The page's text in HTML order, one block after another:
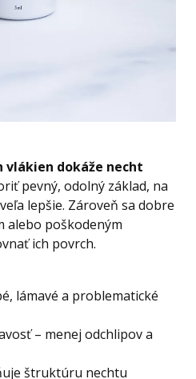
vlákien dokáže necht
pevný, odolný základ, na
lepšie. Zároveň sa dobre
alebo poškodeným
ich povrch.
lámavé a problematické
– menej odchlipov a
štruktúru nechtu